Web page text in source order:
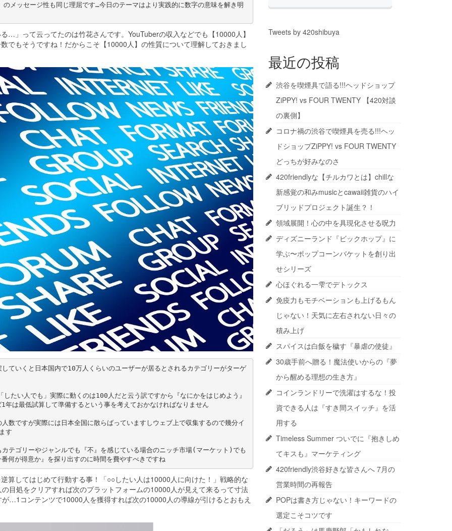
メッセージ性も同じ理屈です…今日のテーマはより実践的に数字の意味を解き明
…」って云ってたのは竹花さんです。YouTuberの収入などでも【10000人】
でもそうですね！だからこそ【10000人】の性質について理解しておきまし
ていくと日本国内で10万人くらいのユーザーが居るとされるカテゴリーがターゲ
たい人でも」実際に動くのは100人だと云う訳ですから『なにかをはじめよう』
は最低試算して準備するという事を考えておかなければなりません
数ですが実際には日本全国に散らばっていますしウェブ上で収集するので幾分イ
す
テゴリーやジャンルでも『不』を感じている場合のニッチ市場(マーケット)でも
何が得意か』を探り出すのに時間を費やすべきですね
算してはじめて行動する事！「○○したい人は10000人に向けた！」戦略的な
目処をクリアすれば次のプラットフォームの10000人が見えて来るって寸法
…1コンテンツで10000人を獲得すれば次の10000人の導線が引けるとおもえ
Tweets by 420shibuya
最近の投稿
渋谷を喫煙具で語る!!!ヘッドショップ
ZiPPY! vs FOUR TWENTY 【420対談
の裏側】
コロナ禍の渋谷で喫煙具を売る!!!ヘッ
ドショップZiPPY! vs FOUR TWENTY
どっちが好みなのさ
420friendlyな【チルカワとは】chillな
新感覚の和みmusicとcawaii雑貨のハイ
ブリッドプロジェクト誕生？！
領域展開！心の中を具現化させる呪力
ディズニーランド『ビックホップ』に
学ぶ〜ポップコーンバケットを創り出
せシリーズ
心ほぐれる一雫でデトックス
免疫力もモチベーションも上げるもん
じゃない！天気に左右されない日々の
積み上げ
スパイスは白飯を穢す『暴虐の使徒』
30歳手前へ贈る！魔法使いからの『夢
から醒める理想の生き方』
コインランドリーで洗濯はするな！投
資できる人は『すき間スイッチ』を活
用する
Timeless Summer ついでに『抱きしめ
てキスも』マーケティング
420friendly渋谷好きな皆さんへ 7月の
営業時間の再報告
POPは書き方じゃない！キーワードの
選定こそコツです